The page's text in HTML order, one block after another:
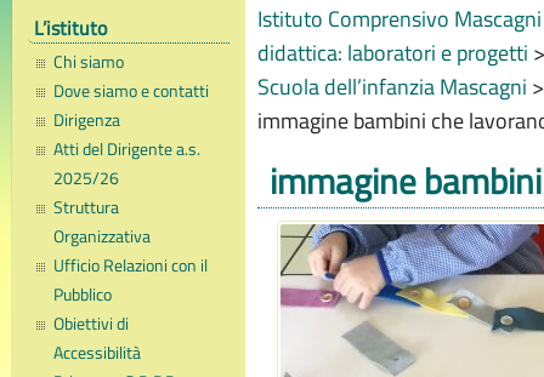
L’istituto
Chi siamo
Dove siamo e contatti
Dirigenza
Atti del Dirigente a.s.
2025/26
Struttura
Organizzativa
Ufficio Relazioni con il
Pubblico
Obiettivi di
Accessibilità
Istituto Comprensivo
didattica: laboratori e progetti
Scuola dell’infanzia Mascagni
immagine bambini che
immagine